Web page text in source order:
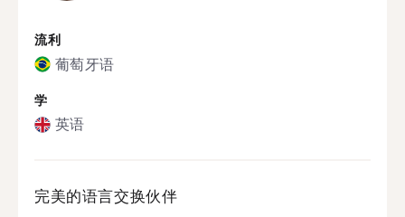
流利
葡萄牙语
学
英语
完美的语言交换伙伴